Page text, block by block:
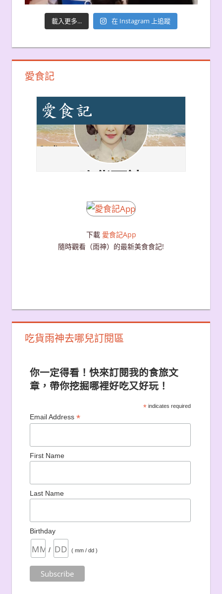
載入更多... 在 Instagram 上追蹤
愛食記
下載 愛食記App
隨時觀看（雨神）的最新美食食記!
吃貨雨神去哪兒訂閱區
你一定得看！快來訂閱我的食旅文
章，帶你挖掘哪裡好吃又好玩！
*indicates required
Email Address *
First Name
Last Name
Birthday
/ ( mm / dd )